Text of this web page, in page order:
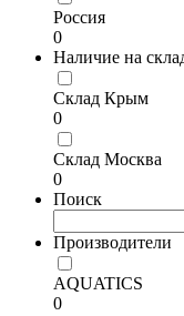
Россия
0
Наличие на
Склад Крым
0
Склад Москва
0
Поиск
Производители
AQUATICS
0